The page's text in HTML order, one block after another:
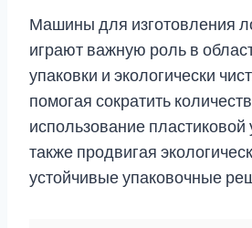
Машины для изготовления
играют важную роль в
упаковки и экологически
помогая сократить
использование пластиковой
также продвигая
устойчивые упаковочные